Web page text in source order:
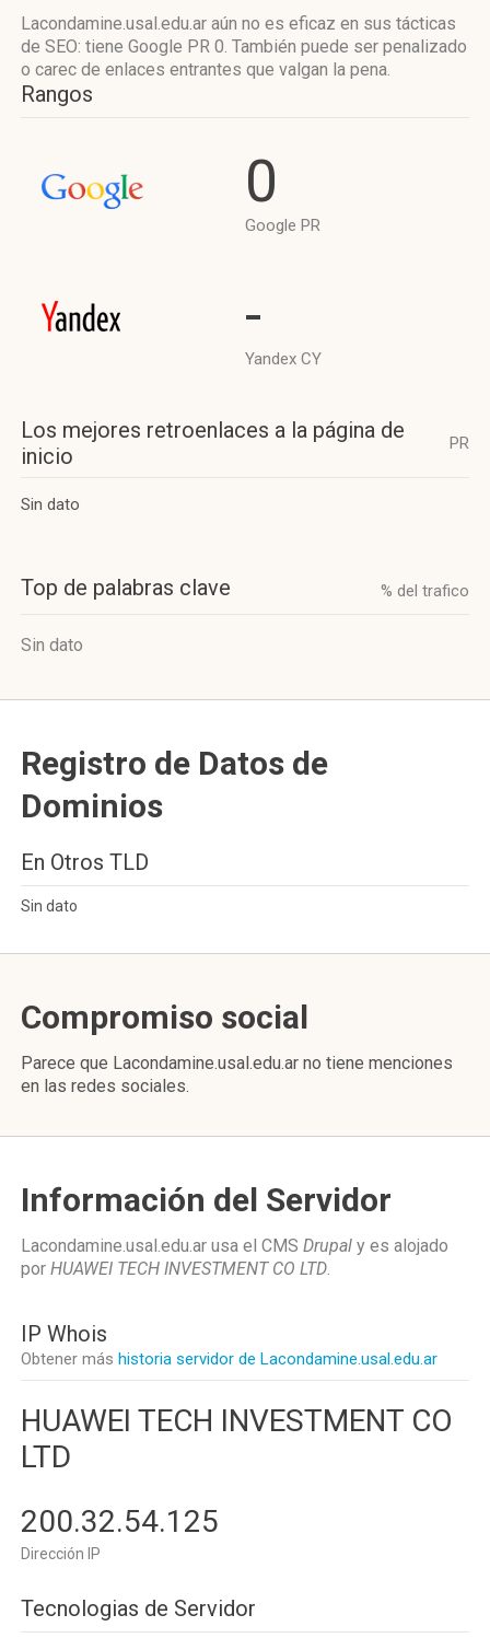
Lacondamine.usal.edu.ar aún no es eficaz en sus tácticas
de SEO: tiene Google PR 0. También puede ser penalizado
o carec de enlaces entrantes que valgan la pena.
Rangos
0
Google PR
-
Yandex CY
Los mejores retroenlaces a la página de
inicio
PR
Sin dato
Top de palabras clave % del trafico
Sin dato
Registro de Datos de
Dominios
En Otros TLD
Sin dato
Compromiso social
Parece que Lacondamine.usal.edu.ar no tiene menciones
en las redes sociales.
Información del Servidor
Lacondamine.usal.edu.ar usa el CMS Drupal y es alojado
por HUAWEI TECH INVESTMENT CO LTD.
IP Whois
Obtener más historia servidor de Lacondamine.usal.edu.ar
HUAWEI TECH INVESTMENT CO
LTD
200.32.54.125
Dirección IP
Tecnologias de Servidor